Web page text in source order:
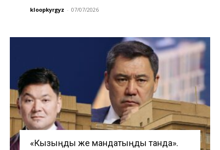
kloopkyrgyz - 07/07/2026
«Кызыңды же мандатыңды танда».